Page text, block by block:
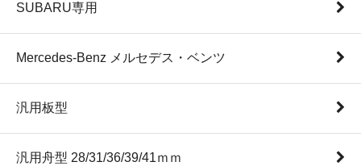
SUBARU専用
Mercedes-Benz メルセデス・ベンツ
汎用板型
汎用舟型 28/31/36/39/41ｍｍ